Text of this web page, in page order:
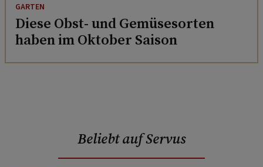
GARTEN
Diese Obst- und Gemüsesorten
haben im Oktober Saison
Beliebt auf Servus